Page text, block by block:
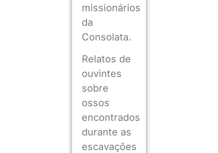
missionários
da
Consolata.
Relatos de
ouvintes
sobre
ossos
encontrados
durante as
escavações